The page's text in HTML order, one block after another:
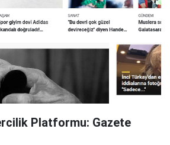
Platformu: Gazete